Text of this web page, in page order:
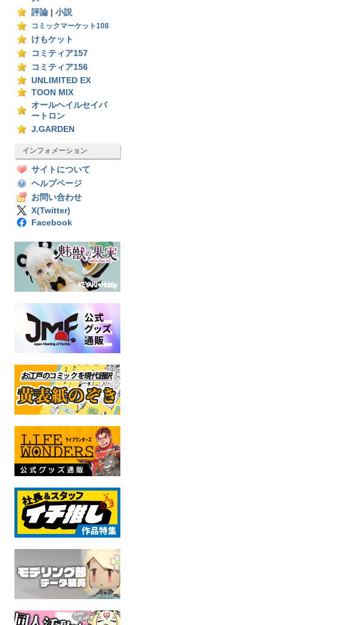
評論
小説
コミックマーケット108
けもケット
コミティア157
コミティア156
UNLIMITED EX
TOON MIX
オールヘイルセイバ
ートロン
J.GARDEN
インフォメーション
サイトについて
ヘルプページ
お問い合わせ
X(Twitter)
Facebook